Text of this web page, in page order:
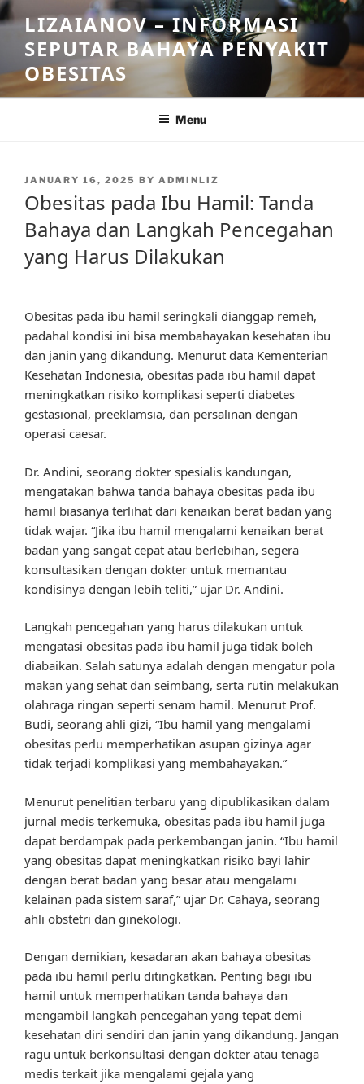
Skip
to
content
LIZAIANOV – INFORMASI
SEPUTAR BAHAYA PENYAKIT
OBESITAS
Menu
POSTED
JANUARY 16, 2025 BY ADMINLIZ
Obesitas pada Ibu Hamil: Tanda
Bahaya dan Langkah Pencegahan
yang Harus Dilakukan
Obesitas pada ibu hamil seringkali dianggap remeh,
padahal kondisi ini bisa membahayakan kesehatan ibu
dan janin yang dikandung. Menurut data Kementerian
Kesehatan Indonesia, obesitas pada ibu hamil dapat
meningkatkan risiko komplikasi seperti diabetes
gestasional, preeklamsia, dan persalinan dengan
operasi caesar.
Dr. Andini, seorang dokter spesialis kandungan,
mengatakan bahwa tanda bahaya obesitas pada ibu
hamil biasanya terlihat dari kenaikan berat badan yang
tidak wajar. “Jika ibu hamil mengalami kenaikan berat
badan yang sangat cepat atau berlebihan, segera
konsultasikan dengan dokter untuk memantau
kondisinya dengan lebih teliti,” ujar Dr. Andini.
Langkah pencegahan yang harus dilakukan untuk
mengatasi obesitas pada ibu hamil juga tidak boleh
diabaikan. Salah satunya adalah dengan mengatur pola
makan yang sehat dan seimbang, serta rutin melakukan
olahraga ringan seperti senam hamil. Menurut Prof.
Budi, seorang ahli gizi, “Ibu hamil yang mengalami
obesitas perlu memperhatikan asupan gizinya agar
tidak terjadi komplikasi yang membahayakan.”
Menurut penelitian terbaru yang dipublikasikan dalam
jurnal medis terkemuka, obesitas pada ibu hamil juga
dapat berdampak pada perkembangan janin. “Ibu hamil
yang obesitas dapat meningkatkan risiko bayi lahir
dengan berat badan yang besar atau mengalami
kelainan pada sistem saraf,” ujar Dr. Cahaya, seorang
ahli obstetri dan ginekologi.
Dengan demikian, kesadaran akan bahaya obesitas
pada ibu hamil perlu ditingkatkan. Penting bagi ibu
hamil untuk memperhatikan tanda bahaya dan
mengambil langkah pencegahan yang tepat demi
kesehatan diri sendiri dan janin yang dikandung. Jangan
ragu untuk berkonsultasi dengan dokter atau tenaga
medis terkait jika mengalami gejala yang